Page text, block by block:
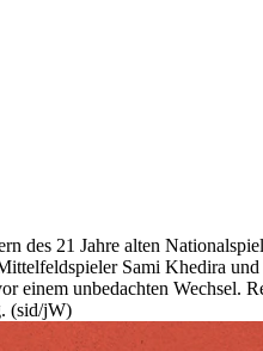
21 Jahre alten
Sami Khedira
einem unbedachten
(sid/jW)